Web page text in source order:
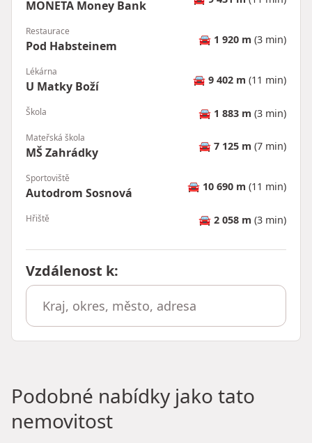
MONETA Money Bank
Restaurace
Pod Habsteinem 🚘 1 920 m (3 min)
Lékárna
U Matky Boží 🚘 9 402 m (11 min)
Škola 🚘 1 883 m (3 min)
Mateřská škola
MŠ Zahrádky 🚘 7 125 m (7 min)
Sportoviště
Autodrom Sosnová 🚘 10 690 m (11 min)
Hřiště 🚘 2 058 m (3 min)
Vzdálenost k:
Podobné nabídky jako tato
nemovitost